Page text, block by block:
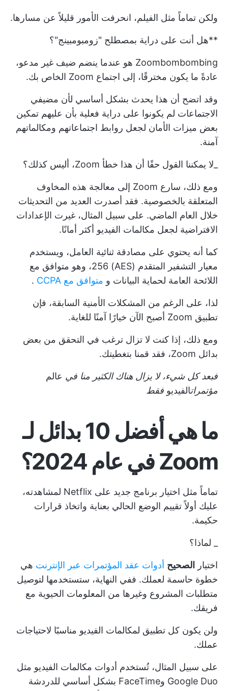
ولكن تماماً مثل الفيلم، انحرفت الأمور قليلاً عن مسارها.
**هل أنت على دراية بمصطلح "زومبومبينج"؟
Zoombombombing هو عندما ينضم ضيف غير مدعو،
عادةً ما يكون مخترقًا، إلى اجتماع Zoom الخاص بك.
وقد اتضح أن هذا يحدث بشكل أساسي لأن مضيفي
الاجتماعات لم يكونوا على دراية فعلية بأن عليهم تمكين
بعض ميزات الأمان لجعل روابط اجتماعاتهم ومكالماتهم
آمنة.
_لا يمكننا القول حقًا أن هذا خطأ Zoom، أليس كذلك؟
ومع ذلك، سارع Zoom إلى معالجة هذه المخاوف
المتعلقة بالخصوصية. فقد أصدرت العديد من التحديثات
خلال العام الماضي. على سبيل المثال، غيرت الإعدادات
الافتراضية لجعل مكالمات الفيديو أكثر أمانًا.
كما أنه يحتوي على مصادقة ثنائية العامل، ويستخدم
معيار التشفير المتقدم (AES) 256، وهو متوافق مع
اللائحة العامة لحماية البيانات و متوافق مع CCPA .
لذا، على الرغم من المشكلات الأمنية السابقة، فإن
تطبيق Zoom أصبح الآن خيارًا آمنًا للغاية.
ومع ذلك، إذا كنت لا تزال ترغب في التحقق من بعض
بدائل Zoom، فقد قمنا بتغطيتك.
فبعد كل شيء، لا يزال هناك الكثير منا في عالم
مؤتمراتالفيديو فقط
ما هي أفضل 10 بدائل لـ
Zoom في عام 2024؟
تماماً مثل اختيار برنامج جديد على Netflix لمشاهدته،
عليك أولاً تقييم الوضع الحالي بعناية واتخاذ قرارات
حكيمة.
_ لماذا؟
اختيار الصحيح أدوات عقد المؤتمرات عبر الإنترنت هي
خطوة حاسمة لعملك. ففي النهاية، ستستخدمها لتوصيل
متطلبات المشروع وغيرها من المعلومات الحيوية مع
فريقك.
ولن يكون كل تطبيق لمكالمات الفيديو مناسبًا لاحتياجات
عملك.
على سبيل المثال، تُستخدم أدوات مكالمات الفيديو مثل
Google Duo وFaceTime بشكل أساسي للدردشة